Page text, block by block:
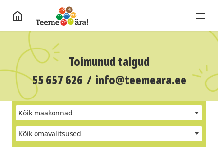
Toimunud talgud
55 657 626 / info@teemeara.ee
Kõik maakonnad
Kõik omavalitsused